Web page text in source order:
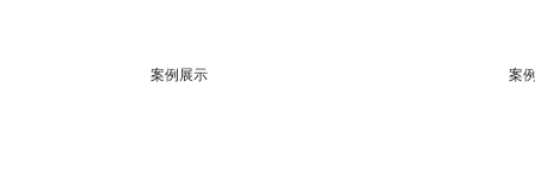
案例展示 案